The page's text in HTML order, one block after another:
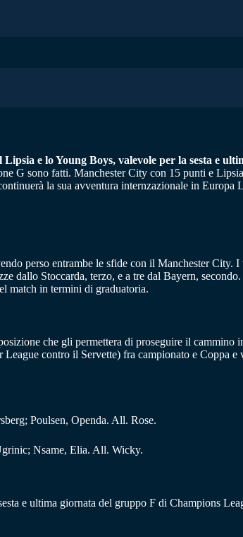
e lo Young Boys, valevole per la sesta e
G sono fatti. Manchester City con 15 punti e
la sua avventura internzazionale in Europa
perso entrambe le sfide con il Manchester City.
dallo Stoccarda, terzo, e a tre dal Bayern, secondo.
match in termini di graduatoria.
che gli permettera di proseguire il
contro il Servette) fra campionato e Coppa
Poulsen, Openda. All. Rose.
Nsame, Elia. All. Wicky.
e ultima giornata del gruppo F di Champions